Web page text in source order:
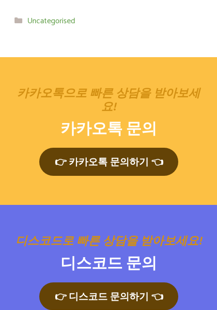
Categories
Uncategorised
카카오톡으로 빠른 상담을 받아보세
요!
카카오톡 문의
👉 카카오톡 문의하기 👈
디스코드로 빠른 상담을 받아보세요!
디스코드 문의
👉 디스코드 문의하기 👈